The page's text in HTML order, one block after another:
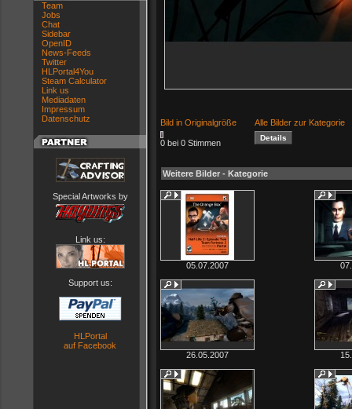
Team
Jobs
Chat
Sidebar
OpenID
News-Feeds
Twitter
HLPortal4You
Steam Calculator
Link us
Mediadaten
Impressum
Datenschutz
Special Artworks by
Link us:
Support us:
HLPortal
auf Facebook
Bild in Originalgröße Alle Bilder zur Kategorie
0 bei 0 Stimmen
Weitere Bilder - Kategorie
05.07.2007
26.05.2007